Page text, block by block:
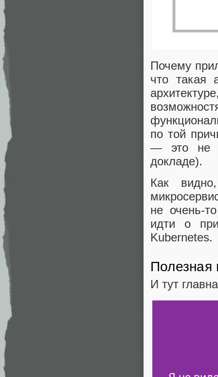
Почему
что такая
по той
— это не
докладе).
Как
не очень-
идти о
Kubernetes.
Полезная
И тут